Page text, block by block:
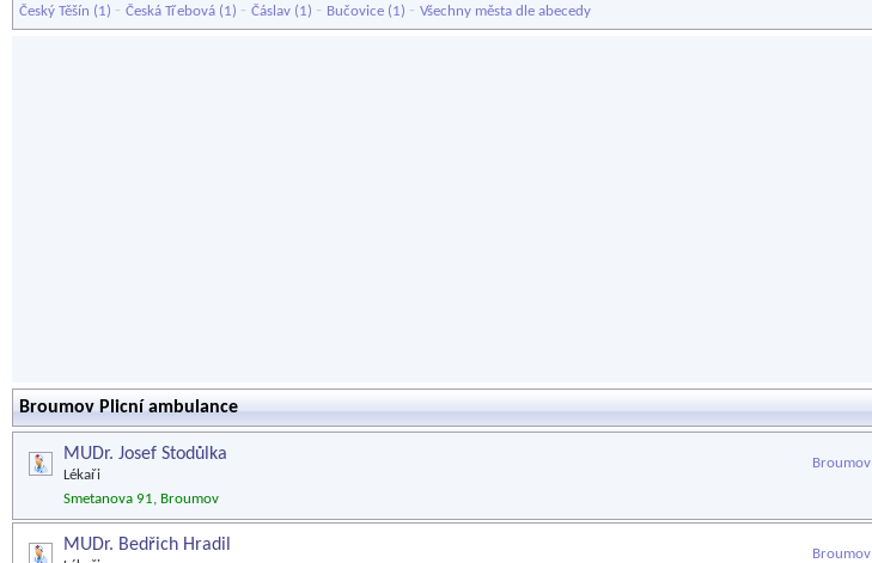
Český Těšín (1) - Česká Třebová (1) - Čáslav (1) - Bučovice (1) - Všechny města dle abecedy
Broumov Plicní ambulance
MUDr. Josef Stodůlka
Lékaři
Broumov
Smetanova 91, Broumov
MUDr. Bedřich Hradil Broumov